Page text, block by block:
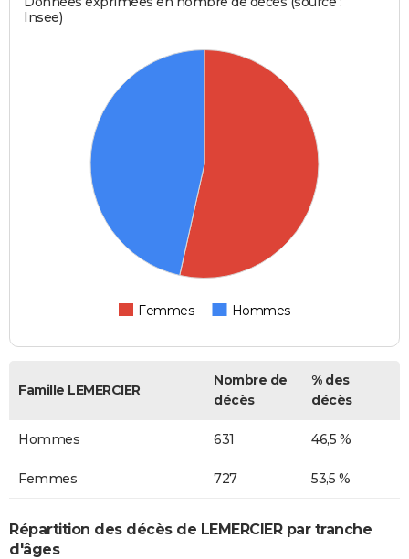
Insee)
Femmes Hommes
Famille LEMERCIER
Nombre de
décès
% des
décès
Hommes 631 46,5 %
Femmes 727 53,5 %
Répartition des décès de LEMERCIER par tranche
d'âges